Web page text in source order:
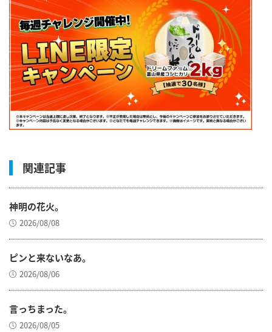
関連記事
神明の花火。
2026/08/08
ピンと来ないなあ。
2026/08/06
言っちまった。
2026/08/05